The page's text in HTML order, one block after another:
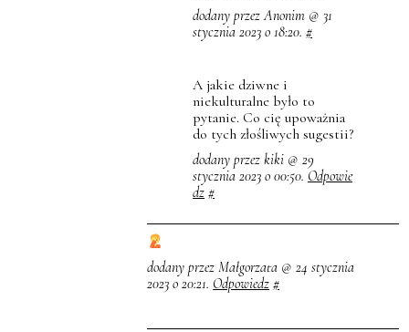
dodany przez Anonim @ 31
stycznia 2023 o 18:20.#
A jakie dziwne i
niekulturalne było to
pytanie. Co cię upoważnia
do tych złośliwych sugestii?
dodany przez kiki @ 29
stycznia 2023 o 00:50. Odpowie
dz #
dodany przez Małgorzata @ 24 stycznia
2023 o 20:21. Odpowiedz #